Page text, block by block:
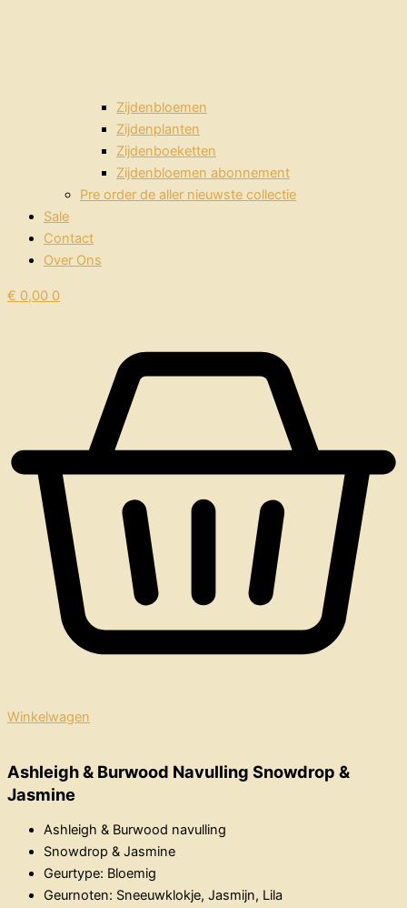
Zijdenbloemen
Zijdenplanten
Zijdenboeketten
Zijdenbloemen abonnement
Pre order de aller nieuwste collectie
Sale
Contact
Over Ons
€ 0,00 0
Winkelwagen
Ashleigh & Burwood Navulling Snowdrop &
Jasmine
Ashleigh & Burwood navulling
Snowdrop & Jasmine
Geurtype: Bloemig
Geurnoten: Sneeuwklokje, Jasmijn, Lila